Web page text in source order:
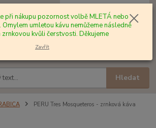
Hledat
za0,00 Kč
PERU Tres Mosqueteros - zrnková káva
při nákupu pozornost volbě MLETÁ nebo
Omylem umletou kávu nemůžeme následně
zrnkovou kvůli čerstvosti. Děkujeme
Zavřít